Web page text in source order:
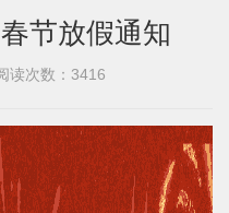
节放假通知
读次数：3416